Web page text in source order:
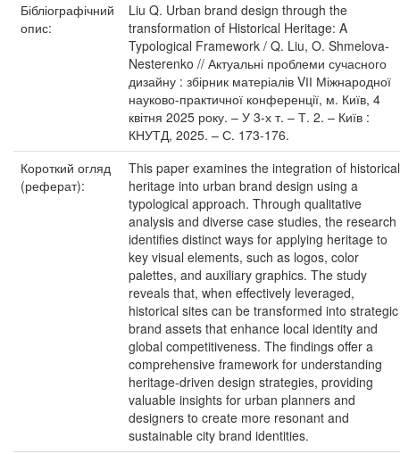
Бібліографічний
опис:
Liu Q. Urban brand design through the
transformation of Historical Heritage: A
Typological Framework / Q. Liu, O. Shmelova-
Nesterenko // Актуальні проблеми сучасного
дизайну : збірник матеріалів VІІ Міжнародної
науково-практичної конференції, м. Київ, 4
квітня 2025 року. – У 3-х т. – Т. 2. – Київ :
КНУТД, 2025. – С. 173-176.
Короткий огляд
(реферат):
This paper examines the integration of historical
heritage into urban brand design using a
typological approach. Through qualitative
analysis and diverse case studies, the research
identifies distinct ways for applying heritage to
key visual elements, such as logos, color
palettes, and auxiliary graphics. The study
reveals that, when effectively leveraged,
historical sites can be transformed into strategic
brand assets that enhance local identity and
global competitiveness. The findings offer a
comprehensive framework for understanding
heritage-driven design strategies, providing
valuable insights for urban planners and
designers to create more resonant and
sustainable city brand identities.